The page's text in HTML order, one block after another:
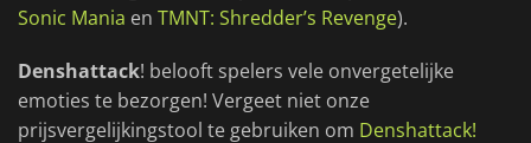
Sonic Mania en TMNT: Shredder’s Revenge).
Denshattack! belooft spelers vele onvergetelijke
emoties te bezorgen! Vergeet niet onze
prijsvergelijkingstool te gebruiken om Denshattack!